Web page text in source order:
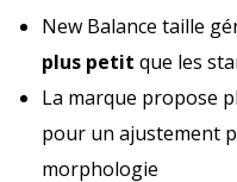
New Balance taille
plus petit que les
La marque propose
pour un ajustement
morphologie